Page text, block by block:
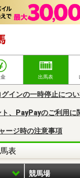
金 出馬表
グインの一時停止につ
ト、PayPayのご利用に
ージ時の注意事項
表
競馬場